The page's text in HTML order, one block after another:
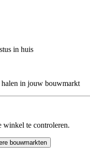
in huis
halen in jouw bouwmarkt
winkel te controleren.
bouwmarkten